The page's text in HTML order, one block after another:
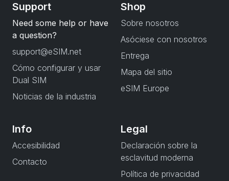
Support
Need some help or have
a question?
support@eSIM.net
Cómo configurar y usar
Dual SIM
Noticias de la industria
Shop
Sobre nosotros
Asóciese con nosotros
Entrega
Mapa del sitio
eSIM Europe
Info
Accesibilidad
Contacto
Legal
Declaración sobre la
esclavitud moderna
Política de privacidad